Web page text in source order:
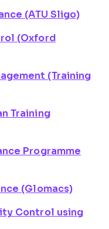
(ATU Sligo)
(Oxford
(Training
Training
Programme
(Glomacs)
Control using